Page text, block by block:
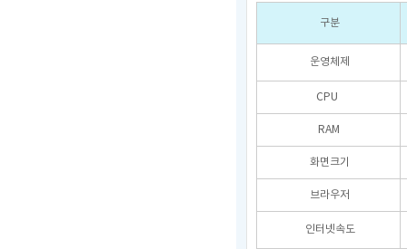
구분
운영체제
CPU
RAM
화면크기
브라우저
인터넷속도